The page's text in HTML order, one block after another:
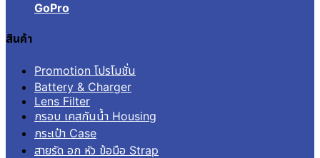
GoPro
สินค้า
Promotion โปรโมชั่น
Battery & Charger
Lens Filter
กรอบ เคสกันน้ำ Housing
กระเป๋า Case
สายรัด อก หัว ข้อมือ Strap